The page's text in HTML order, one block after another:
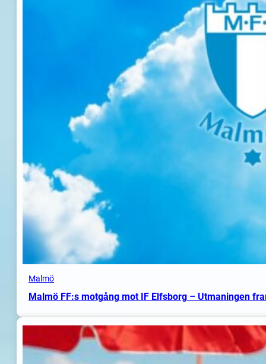
Malmö
Malmö FF:s motgång mot IF Elfsborg – Utmaningen